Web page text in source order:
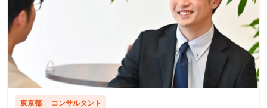
東京都 コンサルタント